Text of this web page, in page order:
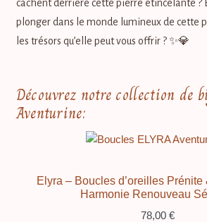
cachent derrière cette pierre étincelante ?
plonger dans le monde lumineux de cette
les trésors qu’elle peut vous offrir ? ✨💎
Découvrez notre collection de
Aventurine:
Elyra – Boucles d’oreilles Prénite
Harmonie Renouveau
78,00 €